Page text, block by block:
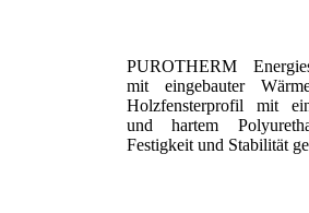
PUROTHERM
mit eingebauter
Holzfensterprofil mit
und hartem
Festigkeit und Stabilität